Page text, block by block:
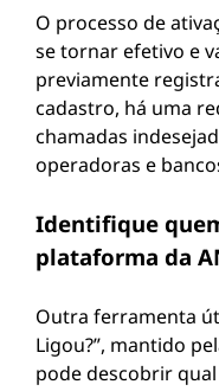
O processo de
se tornar efetivo e
previamente
cadastro, há uma
chamadas
operadoras e
Identifique
plataforma da
Outra ferramenta
Ligou?”, mantido
pode descobrir